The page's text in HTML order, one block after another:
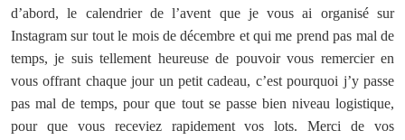
d’abord, le calendrier de l’avent que je vous ai organisé sur
Instagram sur tout le mois de décembre et qui me prend pas mal de
temps, je suis tellement heureuse de pouvoir vous remercier en
vous offrant chaque jour un petit cadeau, c’est pourquoi j’y passe
pas mal de temps, pour que tout se passe bien niveau logistique,
pour que vous receviez rapidement vos lots. Merci de vos